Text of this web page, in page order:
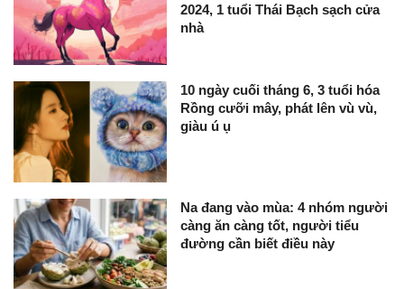
2024, 1 tuổi Thái Bạch sạch cửa
nhà
10 ngày cuối tháng 6, 3 tuổi hóa
Rồng cưỡi mây, phát lên vù vù,
giàu ú ụ
Na đang vào mùa: 4 nhóm người
càng ăn càng tốt, người tiểu
đường cần biết điều này